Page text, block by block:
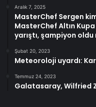
Aralık 7, 2025
MasterChef Sergen
MasterChef Altın
yarıştı, şampiyon oldu
Şubat 20, 2023
Meteoroloji uyardı:
Temmuz 24, 2023
Galatasaray, Wilfried